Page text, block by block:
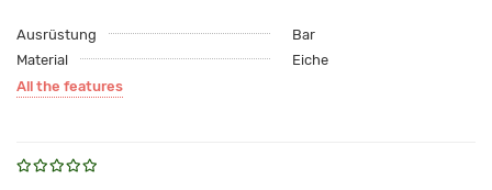
Ausrüstung
Bar
Material
Eiche
All the features